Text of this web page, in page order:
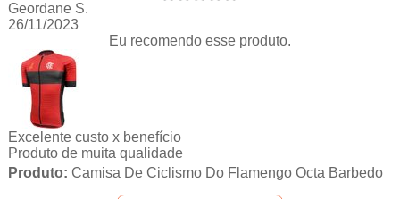
Geordane S.
26/11/2023
Eu recomendo esse produto.
Excelente custo x benefício
Produto de muita qualidade
Produto: Camisa De Ciclismo Do Flamengo Octa Barbedo